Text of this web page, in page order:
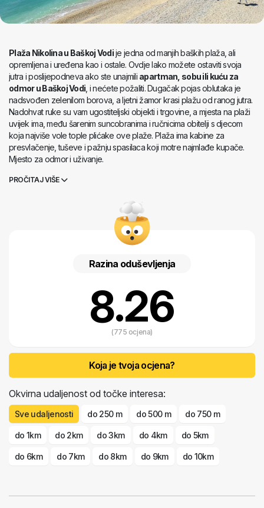
Plaža Nikolina u Baškoj Vodije jedna od manjih baških plaža, ali
opremljena i uređena kao i ostale. Ovdje lako možete ostaviti svoja
jutra i poslijepodneva ako ste unajmili apartman, sobu ili kuću za
odmor u Baškoj Vodi , i nećete požaliti. Dugačak pojas oblutaka je
nadsvođen zelenilom borova, a ljetni žamor krasi plažu od ranog jutra.
Nadohvat ruke su vam ugostiteljski objekti i trgovine, a mjesta na plaži
uvijek ima, među šarenim suncobranima i ručnicima obitelji s djecom
koja najviše vole tople plićake ove plaže. Plaža ima kabine za
presvlačenje, tuševe i pažnju spasilaca koji motre najmlađe kupače.
Mjesto za odmor i uživanje.
PROČITAJ VIŠE
Razina oduševljenja
8.26
(775 ocjena)
Koja je tvoja ocjena?
Okvirna udaljenost od točke interesa:
Sve udaljenosti do 250 m do 500 m do 750 m
do 1km do 2km do 3km do 4km do 5km
do 6km do 7km do 8km do 9km do 10km